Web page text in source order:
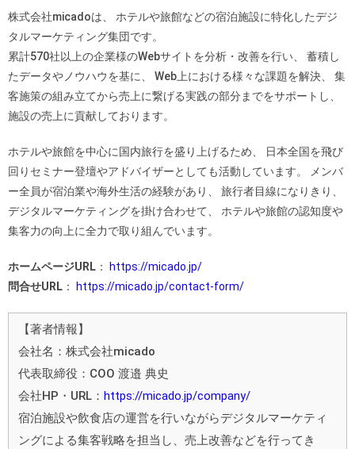
株式会社micadoは、 ホテルや旅館などの宿泊施設に特化したデジ
タルマーケティング集団です。
累計570社以上の企業様のWebサイトを分析・改善を行い、 蓄積し
たデータやノウハウを基に、 Web上における様々な課題を解決、 集
客施策の組み立てから売上に繋げる実践の部分までをサポートし、
施設の売上に貢献しております。
ホテルや旅館を中心に国内旅行を盛り上げるため、 日本全国を飛び
回りセミナー登壇やアドバイザーとしても活動しています。 メンバ
ー全員が宿泊業や海外生活の経験があり、 旅行者目線になりきり、
デジタルマーケティングを掛け合わせて、 ホテルや旅館の認知度や
集客力の向上に全力で取り組んでいます。
ホームページURL ：
https://micado.jp/
問合せURL ： https://micado.jp/contact-form/
【著者情報】
会社名：株式会社micado
代表取締役：COO 渡邉 典史
会社HP・URL： https://micado.jp/company/
宿泊施設や飲食店の運営を行いながらデジタルマーケティ
ングによる集客戦略を担当し、売上改善などを行ってき